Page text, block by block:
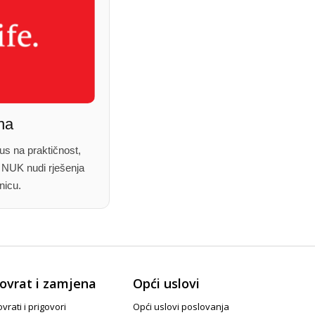
na praktičnost,
nudi rješenja
i zamjena
i prigovori
Opći uslovi
Opći uslovi poslovanja